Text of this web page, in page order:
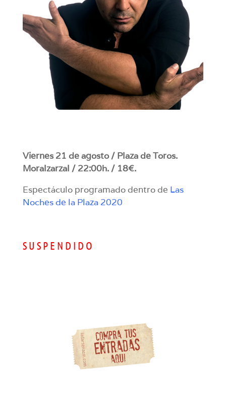
Viernes 21 de agosto / Plaza de Toros.
Moralzarzal / 22:00h. / 18€.
Espectáculo programado dentro de Las
Noches de la Plaza 2020
S U S P E N D I D O